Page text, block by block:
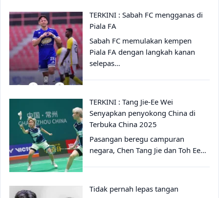
TERKINI : Sabah FC mengganas di
Piala FA
Sabah FC memulakan kempen
Piala FA dengan langkah kanan
selepas…
TERKINI : Tang Jie-Ee Wei
Senyapkan penyokong China di
Terbuka China 2025
Pasangan beregu campuran
negara, Chen Tang Jie dan Toh Ee…
Tidak pernah lepas tangan